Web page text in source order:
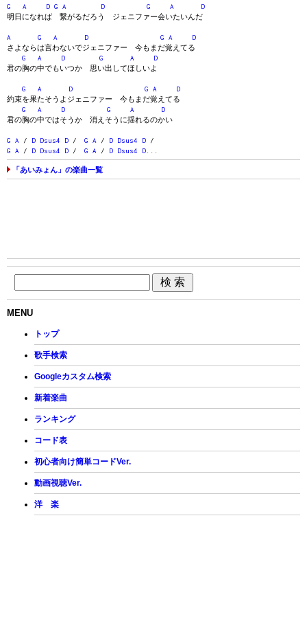
G
A D G A D G A
D
明日になれば 繋がるだろう ジェニファー会いたいんだ
A G A D G A
D
さよならは言わないでジェニファー 今もまだ覚えてる
G
A D G A
D
君の胸の中でもいつか 思い出してほしいよ
G A D G A
D
約束を果たそうよジェニファー 今もまだ覚えてる
G
A D G A
D
君の胸の中ではそうか 消えそうに揺れるのかい
G A / D Dsus4 D / G A / D Dsus4 D /
G
A / D Dsus4 D / G A / D Dsus4 D
「あいみょん」の楽曲一覧
MENU
トップ
歌手検索
Googleカスタム検索
新着楽曲
ランキング
コード表
初心者向け簡単コードVer.
動画視聴Ver.
洋 楽